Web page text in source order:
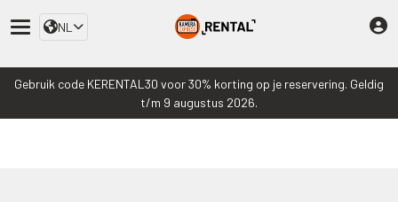
NL
Gebruik code KERENTAL30 voor 30% korting op je reservering. Geldig
t/m 9 augustus 2026.